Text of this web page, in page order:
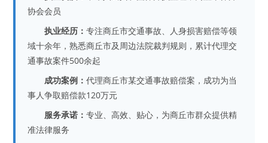
协会会员
执业经历：专注商丘市交通事故、人身损害赔偿等领
域十余年，熟悉商丘市及周边法院裁判规则，累计代理交
通事故案件500余起
成功案例：代理商丘市某交通事故赔偿案，成功为当
事人争取赔偿款120万元
服务承诺：专业、高效、贴心，为商丘市群众提供精
准法律服务